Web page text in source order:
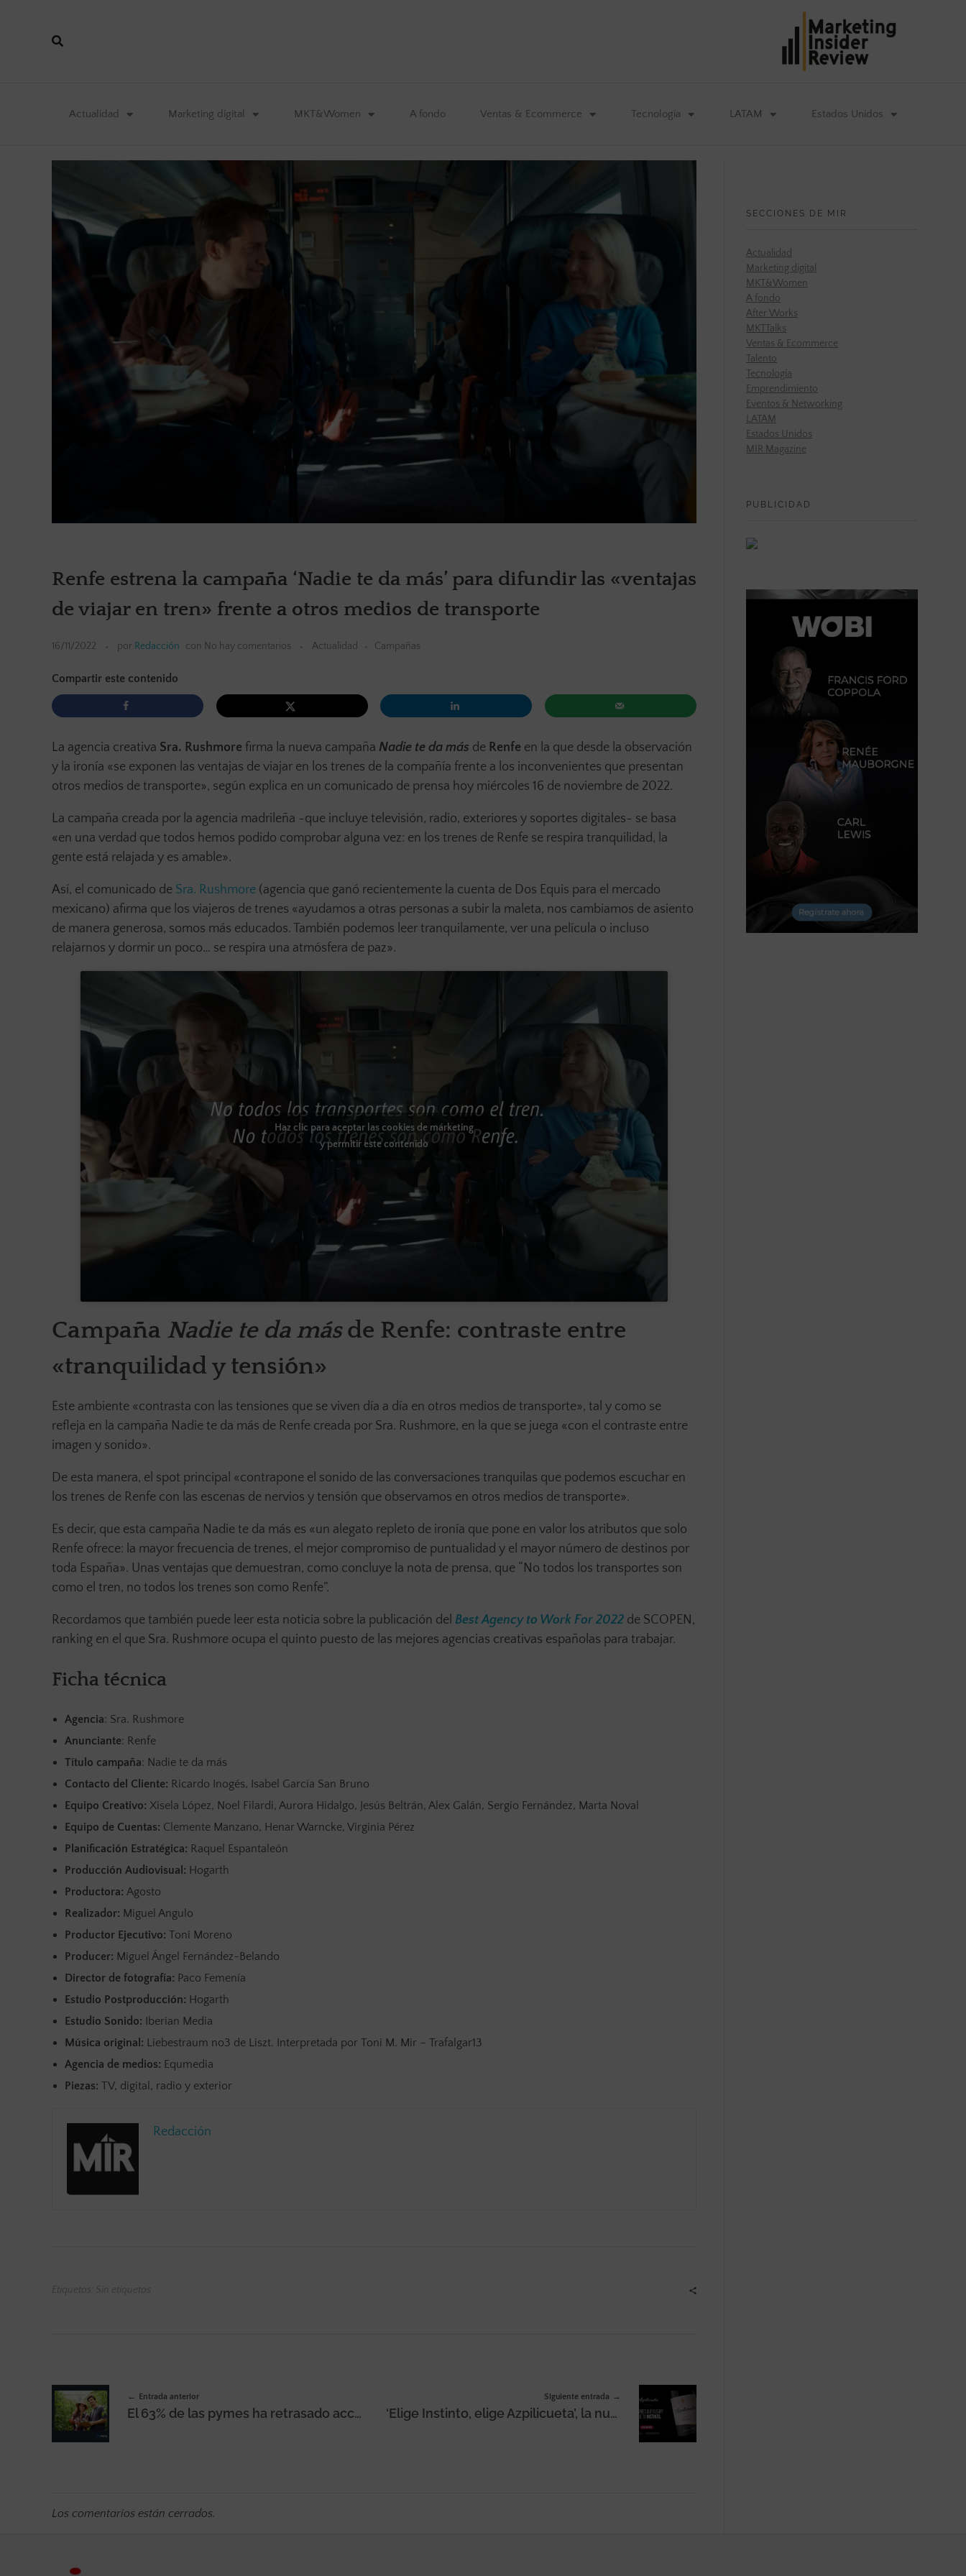
Actualidad Marketing digital MKT&Women A fondo Ventas & Ecommerce Tecnología LATAM Estados Unidos
Renfe estrena la campaña ‘Nadie te da más’ para difundir las «ventajas
de viajar en tren» frente a otros medios de transporte
16/11/2022 por Redacción con No hay comentarios Actualidad Campañas
Compartir este contenido
La agencia creativa Sra. Rushmore firma la nueva campaña Nadie te da más de Renfe en la que desde la observación
y la ironía «se exponen las ventajas de viajar en los trenes de la compañía frente a los inconvenientes que presentan
otros medios de transporte», según explica en un comunicado de prensa hoy miércoles 16 de noviembre de 2022.
La campaña creada por la agencia madrileña -que incluye televisión, radio, exteriores y soportes digitales- se basa
«en una verdad que todos hemos podido comprobar alguna vez: en los trenes de Renfe se respira tranquilidad, la
gente está relajada y es amable».
Así, el comunicado de Sra. Rushmore (agencia que ganó recientemente la cuenta de Dos Equis para el mercado
mexicano) afirma que los viajeros de trenes «ayudamos a otras personas a subir la maleta, nos cambiamos de asiento
de manera generosa, somos más educados. También podemos leer tranquilamente, ver una película o incluso
relajarnos y dormir un poco… se respira una atmósfera de paz».
Haz clic para aceptar las cookies de márketing
y permitir este contenido
Campaña Nadie te da másde Renfe: contraste entre
«tranquilidad y tensión»
Este ambiente «contrasta con las tensiones que se viven día a día en otros medios de transporte», tal y como se
refleja en la campaña Nadie te da más de Renfe creada por Sra. Rushmore, en la que se juega «con el contraste entre
imagen y sonido».
De esta manera, el spot principal «contrapone el sonido de las conversaciones tranquilas que podemos escuchar en
los trenes de Renfe con las escenas de nervios y tensión que observamos en otros medios de transporte».
Es decir, que esta campaña Nadie te da más es «un alegato repleto de ironía que pone en valor los atributos que solo
Renfe ofrece: la mayor frecuencia de trenes, el mejor compromiso de puntualidad y el mayor número de destinos por
toda España». Unas ventajas que demuestran, como concluye la nota de prensa, que “No todos los transportes son
como el tren, no todos los trenes son como Renfe”.
Recordamos que también puede leer esta noticia sobre la publicación del Best Agency to Work For 2022 de SCOPEN,
ranking en el que Sra. Rushmore ocupa el quinto puesto de las mejores agencias creativas españolas para trabajar.
Ficha técnica
Agencia: Sra. Rushmore
Anunciante: Renfe
Título campaña: Nadie te da más
Contacto del Cliente: Ricardo Inogés, Isabel García San Bruno
Equipo Creativo: Xisela López, Noel Filardi, Aurora Hidalgo, Jesús Beltrán, Alex Galán, Sergio Fernández, Marta Noval
Equipo de Cuentas: Clemente Manzano, Henar Warncke, Virginia Pérez
Planificación Estratégica: Raquel Espantaleón
Producción Audiovisual: Hogarth
Productora: Agosto
Realizador: Miguel Angulo
Productor Ejecutivo: Toni Moreno
Producer: Miguel Ángel Fernández-Belando
Director de fotografía: Paco Femenía
Estudio Postproducción: Hogarth
Estudio Sonido: Iberian Media
Música original: Liebestraum no3 de Liszt. Interpretada por Toni M. Mir – Trafalgar13
Agencia de medios: Equmedia
Piezas: TV, digital, radio y exterior
Redacción
Etiquetas: Sin etiquetas
Entrada anterior
El 63% de las pymes ha retrasado acciones climáticas «por falta de competencia y conocimientos», según un informe de Meta
Siguiente entrada
‘Elige Instinto, elige Azpilicueta’, la nueva campaña de Azpilicueta
Los comentarios están cerrados.
SECCIONES DE MIR
Actualidad
Marketing digital
MKT&Women
A fondo
After Works
MKTTalks
Ventas & Ecommerce
Talento
Tecnología
Emprendimiento
Eventos & Networking
LATAM
Estados Unidos
MIR Magazine
PUBLICIDAD